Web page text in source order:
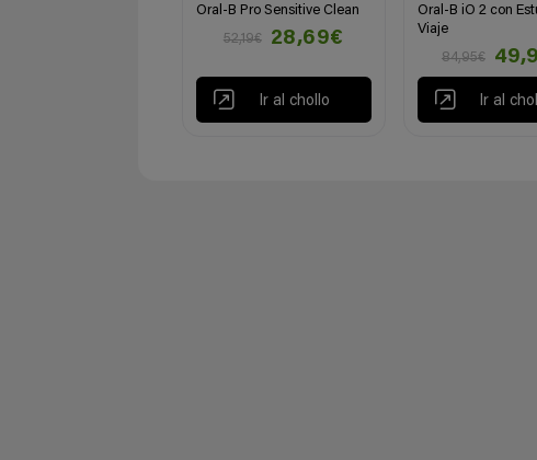
Oral-B Pro Sensitive Clean
52,19€
28,69€
Ir al chollo
Oral-B iO 2 con
Viaje
84,95€
Ir al